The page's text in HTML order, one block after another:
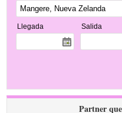
Llegada Salida
Partner